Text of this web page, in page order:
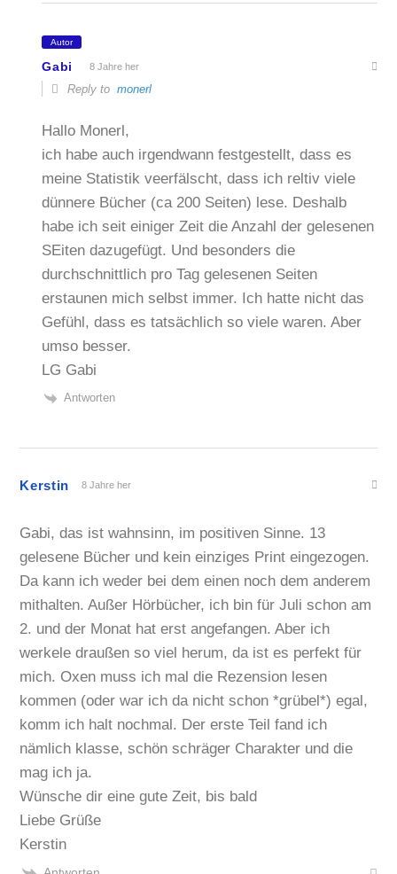
Autor
Gabi 8 Jahre her
Reply tomonerl
Hallo Monerl,
ich habe auch irgendwann festgestellt, dass es
meine Statistik veerfälscht, dass ich reltiv viele
dünnere Bücher (ca 200 Seiten) lese. Deshalb
habe ich seit einiger Zeit die Anzahl der gelesenen
SEiten dazugefügt. Und besonders die
durchschnittlich pro Tag gelesenen Seiten
erstaunen mich selbst immer. Ich hatte nicht das
Gefühl, dass es tatsächlich so viele waren. Aber
umso besser.
LG Gabi
Antworten
Kerstin 8 Jahre her
Gabi, das ist wahnsinn, im positiven Sinne. 13
gelesene Bücher und kein einziges Print eingezogen.
Da kann ich weder bei dem einen noch dem anderem
mithalten. Außer Hörbücher, ich bin für Juli schon am
2. und der Monat hat erst angefangen. Aber ich
werkele draußen so viel herum, da ist es perfekt für
mich. Oxen muss ich mal die Rezension lesen
kommen (oder war ich da nicht schon *grübel*) egal,
komm ich halt nochmal. Der erste Teil fand ich
nämlich klasse, schön schräger Charakter und die
mag ich ja.
Wünsche dir eine gute Zeit, bis bald
Liebe Grüße
Kerstin